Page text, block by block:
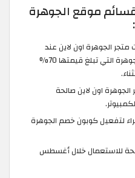
موقع الجوهرة
الجوهرة اون لاين عند
تفعيل كود خصم عبايات الجوهرة التي تبلغ قيمتها 70%
اون لاين صالحة
لتفعيل كوبون خصم الجوهرة
للاستعمال خلال أغسطس